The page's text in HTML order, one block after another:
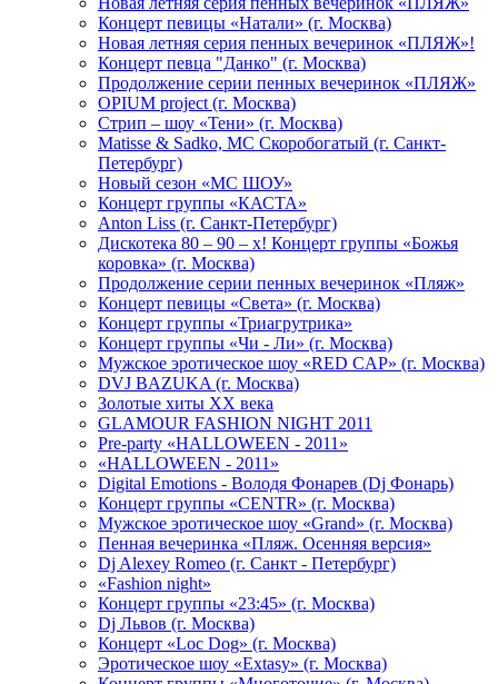
Концерт певицы «Натали» (г. Москва)
Новая летняя серия пенных вечеринок «ПЛЯЖ»!
Концерт певца "Данко" (г. Москва)
Продолжение серии пенных вечеринок «ПЛЯЖ»
OPIUM project (г. Москва)
Стрип – шоу «Тени» (г. Москва)
Matissе & Sadko, MC Скоробогатый (г. Санкт-
Петербург)
Новый сезон «МС ШОУ»
Концерт группы «КАСТА»
Anton Liss (г. Санкт-Петербург)
Дискотека 80 – 90 – х! Концерт группы «Божья
коровка» (г. Москва)
Продолжение серии пенных вечеринок «Пляж»
Концерт певицы «Света» (г. Москва)
Концерт группы «Триагрутрика»
Концерт группы «Чи - Ли» (г. Москва)
Мужское эротическое шоу «RED CAP» (г. Москва)
DVJ BAZUKA (г. Москва)
Золотые хиты XX века
GLAMOUR FASHION NIGHT 2011
Pre-party «HALLOWEEN - 2011»
«HALLOWEEN - 2011»
Digital Emotions - Володя Фонарев (Dj Фонарь)
Концерт группы «CENTR» (г. Москва)
Мужское эротическое шоу «Grand» (г. Москва)
Пенная вечеринка «Пляж. Осенняя версия»
Dj Alexey Romeo (г. Санкт - Петербург)
«Fashion night»
Концерт группы «23:45» (г. Москва)
Dj Львов (г. Москва)
Концерт «Loc Dog» (г. Москва)
Эротическое шоу «Extasy» (г. Москва)